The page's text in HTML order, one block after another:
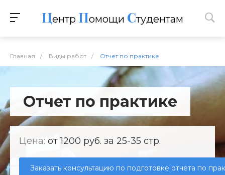
Центр Помощи Студентам
Главная / Виды работ / Отчет по практике
Отчет по практике
Цена: от 1200 руб. за 25-35 стр.
Заказать консультацию по подготовке отчета по